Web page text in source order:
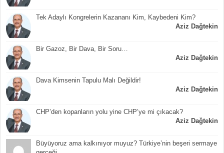
Tek Adaylı Kongrelerin Kazananı Kim, Kaybedeni Kim?
Aziz Dağtekin
Bir Gazoz, Bir Dava, Bir Soru…
Aziz Dağtekin
Dava Kimsenin Tapulu Malı Değildir!
Aziz Dağtekin
CHP’den kopanların yolu yine CHP’ye mi çıkacak?
Aziz Dağtekin
Büyüyoruz ama kalkınıyor muyuz? Türkiye’nin beşeri sermaye